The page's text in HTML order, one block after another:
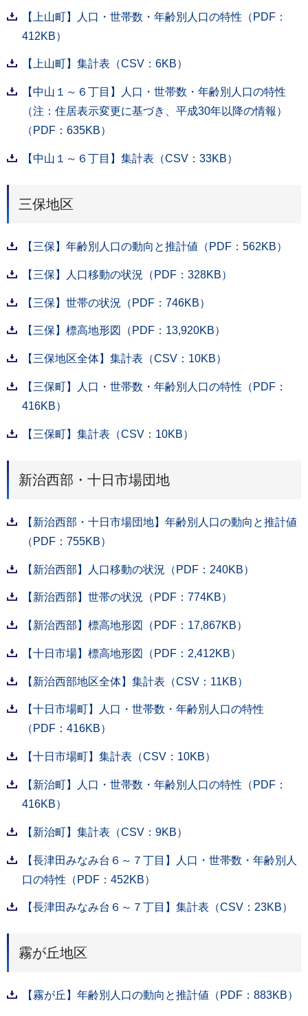
【上山町】人口・世帯数・年齢別人口の特性（PDF：
412KB）
【上山町】集計表（CSV：6KB）
【中山１～６丁目】人口・世帯数・年齢別人口の特性
（注：住居表示変更に基づき、平成30年以降の情報）
（PDF：635KB）
【中山１～６丁目】集計表（CSV：33KB）
三保地区
【三保】年齢別人口の動向と推計値（PDF：562KB）
【三保】人口移動の状況（PDF：328KB）
【三保】世帯の状況（PDF：746KB）
【三保】標高地形図（PDF：13,920KB）
【三保地区全体】集計表（CSV：10KB）
【三保町】人口・世帯数・年齢別人口の特性（PDF：
416KB）
【三保町】集計表（CSV：10KB）
新治西部・十日市場団地
【新治西部・十日市場団地】年齢別人口の動向と推計値
（PDF：755KB）
【新治西部】人口移動の状況（PDF：240KB）
【新治西部】世帯の状況（PDF：774KB）
【新治西部】標高地形図（PDF：17,867KB）
【十日市場】標高地形図（PDF：2,412KB）
【新治西部地区全体】集計表（CSV：11KB）
【十日市場町】人口・世帯数・年齢別人口の特性
（PDF：416KB）
【十日市場町】集計表（CSV：10KB）
【新治町】人口・世帯数・年齢別人口の特性（PDF：
416KB）
【新治町】集計表（CSV：9KB）
【長津田みなみ台６～７丁目】人口・世帯数・年齢別人
口の特性（PDF：452KB）
【長津田みなみ台６～７丁目】集計表（CSV：23KB）
霧が丘地区
【霧が丘】年齢別人口の動向と推計値（PDF：883KB）